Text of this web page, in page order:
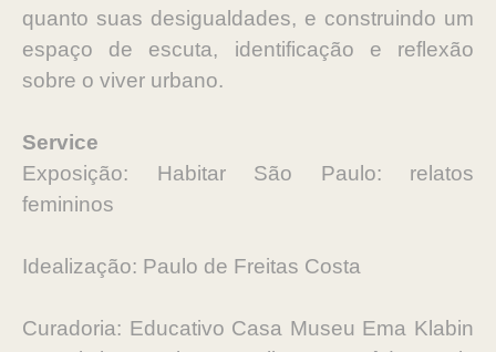
quanto suas desigualdades, e construindo um
espaço de escuta, identificação e reflexão
sobre o viver urbano.
Service
Exposição: Habitar São Paulo: relatos
femininos
Idealização: Paulo de Freitas Costa
Curadoria: Educativo Casa Museu Ema Klabin